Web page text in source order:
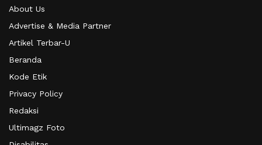
About Us
Advertise & Media Partner
Artikel Terbar-U
Beranda
Kode Etik
Privacy Policy
Redaksi
Ultimagz Foto